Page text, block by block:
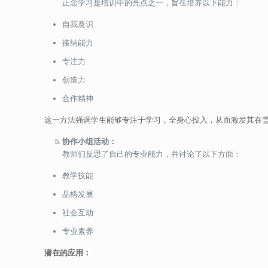
正念学习是培训中的亮点之一，旨在培养以下能力：
自我意识
接纳能力
专注力
创造力
合作精神
这一方法强调学生能够专注于学习，全身心投入，从而激发其在
协作小组活动：
教师们反思了自己的专业能力，并讨论了以下方面：
教学技能
品格发展
社会互动
专业素养
潜在的应用：